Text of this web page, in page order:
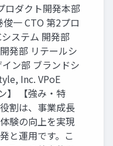
ロダクト開発本部
一 CTO 第2プロ
ステム 開発部
発部 リテールシ
ン部 ブランドシ
Inc. VPoE
】 【強み・特
割は、事業成長
験の向上を実現
と運用です。こ